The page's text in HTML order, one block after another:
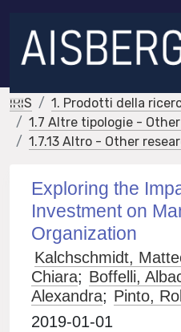
IRIS
1. Prodotti della
1.7 Altre tipologie -
1.7.13 Altro - Other
Exploring the
Investment on
Organization
Kalchschmidt,
Chiara; Boffelli,
Alexandra; Pinto,
2019-01-01